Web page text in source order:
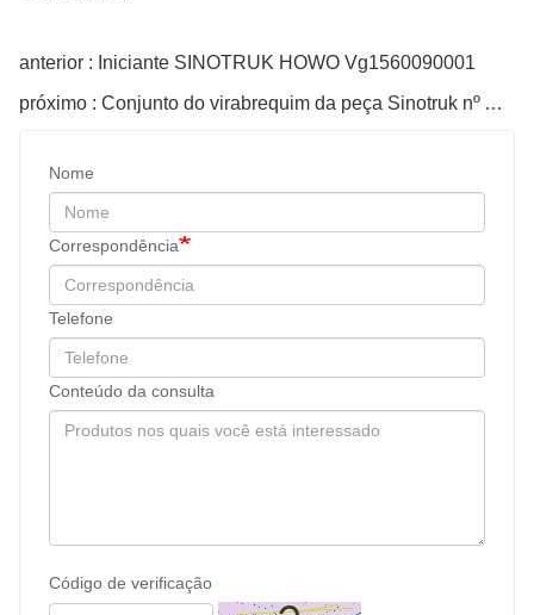
anterior : Iniciante SINOTRUK HOWO Vg1560090001
próximo : Conjunto do virabrequim da peça Sinotruk nº Az1246020014
Nome
Correspondência
Telefone
Conteúdo da consulta
Código de verificação